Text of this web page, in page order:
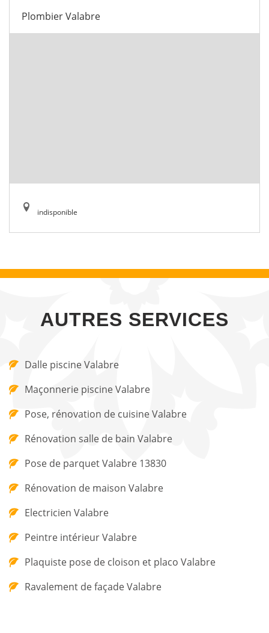
Plombier Valabre
indisponible
AUTRES SERVICES
Dalle piscine Valabre
Maçonnerie piscine Valabre
Pose, rénovation de cuisine Valabre
Rénovation salle de bain Valabre
Pose de parquet Valabre 13830
Rénovation de maison Valabre
Electricien Valabre
Peintre intérieur Valabre
Plaquiste pose de cloison et placo Valabre
Ravalement de façade Valabre